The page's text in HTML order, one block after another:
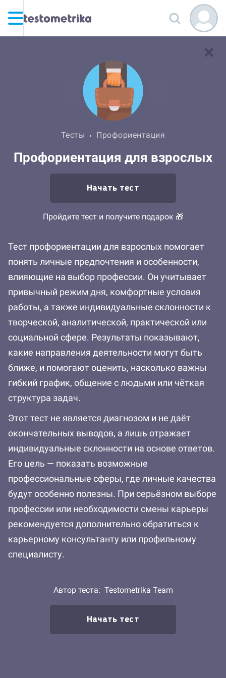
Тесты Профориентация
Профориентация для взрослых
Начать тест
Пройдите тест и получите подарок 🎁
Тест профориентации для взрослых помогает
понять личные предпочтения и особенности,
влияющие на выбор профессии. Он учитывает
привычный режим дня, комфортные условия
работы, а также индивидуальные склонности к
творческой, аналитической, практической или
социальной сфере. Результаты показывают,
какие направления деятельности могут быть
ближе, и помогают оценить, насколько важны
гибкий график, общение с людьми или чёткая
структура задач.
Этот тест не является диагнозом и не даёт
окончательных выводов, а лишь отражает
индивидуальные склонности на основе ответов.
Его цель — показать возможные
профессиональные сферы, где личные качества
будут особенно полезны. При серьёзном выборе
профессии или необходимости смены карьеры
рекомендуется дополнительно обратиться к
карьерному консультанту или профильному
специалисту.
Автор теста: Testometrika Team
Начать тест